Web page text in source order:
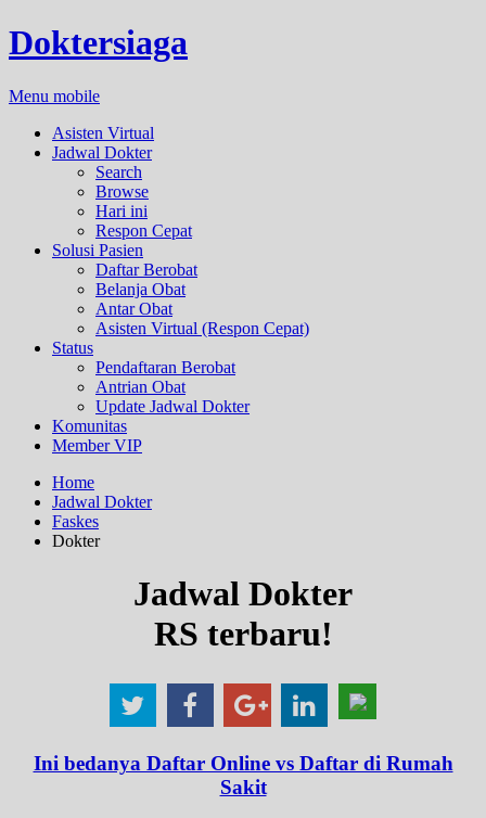
Doktersiaga
Menu mobile
Asisten Virtual
Jadwal Dokter
Search
Browse
Hari ini
Respon Cepat
Solusi Pasien
Daftar Berobat
Belanja Obat
Antar Obat
Asisten Virtual (Respon Cepat)
Status
Pendaftaran Berobat
Antrian Obat
Update Jadwal Dokter
Komunitas
Member VIP
Home
Jadwal Dokter
Faskes
Dokter
Jadwal Dokter
RS terbaru!
Ini bedanya Daftar Online vs Daftar di Rumah
Sakit